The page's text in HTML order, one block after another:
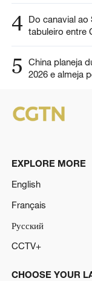
4 Do canavial ao
tabuleiro entre
5
China planeja
2026 e almeja
EXPLORE MORE
English
Français
Русский
CCTV+
CHOOSE YOUR